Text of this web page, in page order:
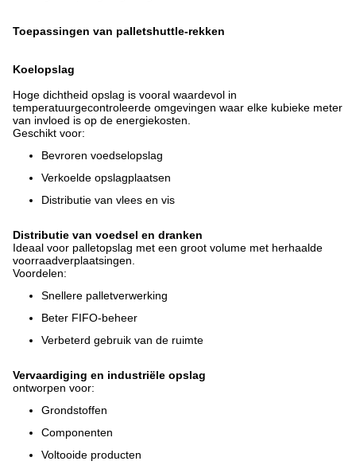
Toepassingen van palletshuttle-rekken
Koelopslag
Hoge dichtheid opslag is vooral waardevol in
temperatuurgecontroleerde omgevingen waar elke kubieke meter
van invloed is op de energiekosten.
Geschikt voor:
Bevroren voedselopslag
Verkoelde opslagplaatsen
Distributie van vlees en vis
Distributie van voedsel en dranken
Ideaal voor palletopslag met een groot volume met herhaalde
voorraadverplaatsingen.
Voordelen:
Snellere palletverwerking
Beter FIFO-beheer
Verbeterd gebruik van de ruimte
Vervaardiging en industriële opslag
ontworpen voor:
Grondstoffen
Componenten
Voltooide producten